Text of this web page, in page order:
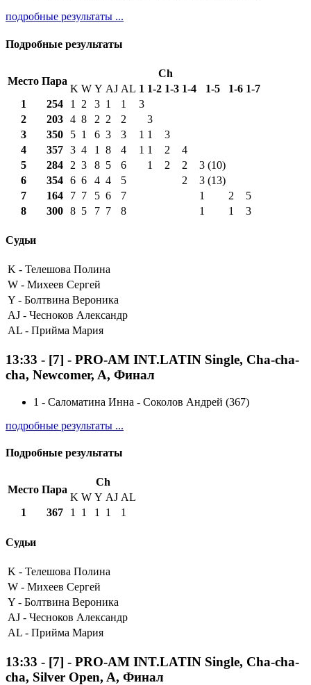
подробные результаты ...
Подробные результаты
Место Пара
Ch
K W Y AJ AL 1 1-2 1-3 1-4 1-5 1-6 1-7
1
254 1 2 3 1 1
3
2
203 4 8 2 2 2
3
3
350 5 1 6 3 3 1 1
3
4
357 3 4 1 8 4 1 1 2
4
5
284 2 3 8 5 6 1 2 2
3 (10)
6
354 6 6 4 4 5 2
3 (13)
7
164 7 7 5 6 7 1 2
5
8
300 8 5 7 7 8 1 1 3
Судьи
K - Телешова Полина
W - Михеев Сергей
Y - Болтвина Вероника
AJ - Чесноков Александр
AL - Прийма Мария
13:33 - [7] - PRO-AM INT.LATIN Single, Cha-cha-
cha, Newcomer, A, Финал
1 - Саломатина Инна - Соколов Андрей (367)
подробные результаты ...
Подробные результаты
Место Пара
Ch
K W Y AJ AL
1
367 1 1 1 1 1
Судьи
K - Телешова Полина
W - Михеев Сергей
Y - Болтвина Вероника
AJ - Чесноков Александр
AL - Прийма Мария
13:33 - [7] - PRO-AM INT.LATIN Single, Cha-cha-
cha, Silver Open, A, Финал